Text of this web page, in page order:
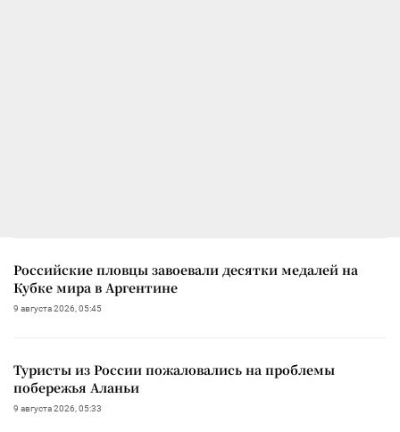
Российские пловцы завоевали десятки медалей на
Кубке мира в Аргентине
9 августа 2026, 05:45
Туристы из России пожаловались на проблемы
побережья Аланьи
9 августа 2026, 05:33